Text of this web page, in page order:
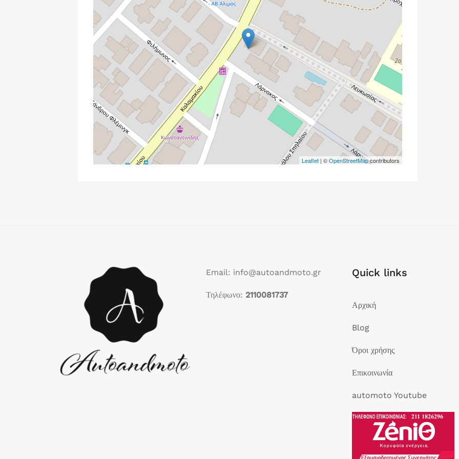
Leaflet | ©OpenStreetMapcontributors
Email: info@autoandmoto.gr
Τηλέφωνο: 2110081737
Quick links
Αρχική
Blog
Όροι χρήσης
Επικοινωνία
automoto Youtube